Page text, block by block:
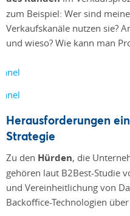
zum Beispiel: Wer sind
Verkaufskanäle nutzen sie?
und wieso? Wie kann man
Herausforderungen
Strategie
Zu den Hürden, die
gehören laut B2Best-Studie
und Vereinheitlichung von
Backoffice-Technologien